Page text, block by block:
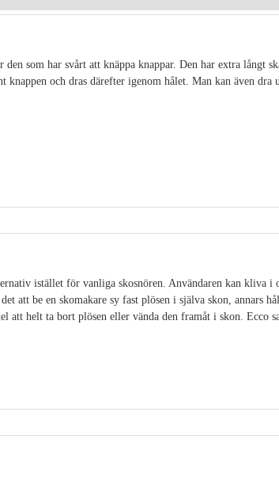
den som har svårt att knäppa knappar. Den har extra långt
knappen och dras därefter igenom hålet. Man kan även
istället för vanliga skosnören. Användaren kan kliva i
att be en skomakare sy fast plösen i själva skon, annars
att helt ta bort plösen eller vända den framåt i skon. Ecco